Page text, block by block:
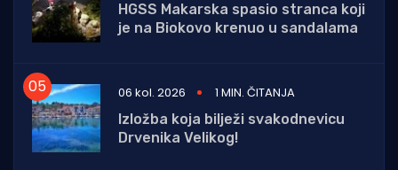
HGSS Makarska spasio stranca koji
je na Biokovo krenuo u sandalama
06 kol. 2026
1 MIN. ČITANJA
Izložba koja bilježi svakodnevicu
Drvenika Velikog!